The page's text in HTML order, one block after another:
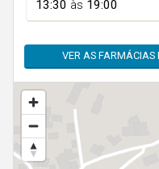
Santarém
Setúbal
Viana do Castelo
Vila Real
Viseu
13:30 às 19:00
VER AS FARMÁCIAS